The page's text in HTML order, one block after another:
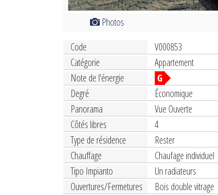
Photos
Code
V000853
Catégorie
Appartement
Note de l'énergie
G
Degré
Économique
Panorama
Vue Ouverte
Côtés libres
4
Type de résidence
Rester
Chauffage
Chaufage individuel
Tipo Impianto
Un radiateurs
Ouvertures/Fermetures
Bois double vitrage